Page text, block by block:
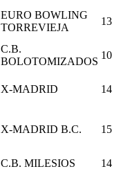
EURO BOWLING
TORREVIEJA
13
C.B.
BOLOTOMIZADOS
10
X-MADRID 14
X-MADRID B.C. 15
C.B. MILESIOS
14